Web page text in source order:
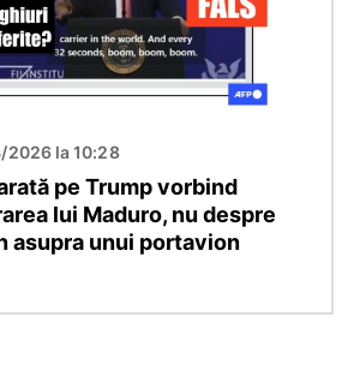
2026 la 10:28
pe Trump vorbind
lui Maduro, nu despre
asupra unui portavion